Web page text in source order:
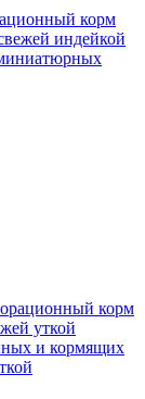
корм
индейкой
корм
уткой
и кормящих